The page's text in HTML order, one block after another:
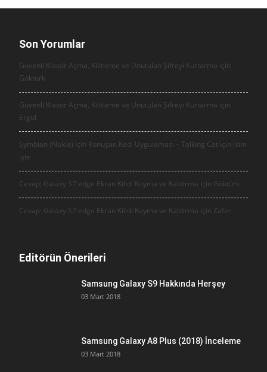
Son Yorumlar
Güvenli Klasör Açma, Kilitleme ve Unutulan Şifreyi Kurtarma için
Göktürk
Güvenli Klasör Açma, Kilitleme ve Unutulan Şifreyi Kurtarma için
Ergül
Symbian (Nokia) İçin Konuşan Kedi Uygulaması – Talking Cat için isim
işte
Cevap: Galaxy S7 edge Ekran Kilidi Koyma ve Kaldırma için Göktürk
Cevap: Galaxy S7 edge Ekran Kilidi Koyma ve Kaldırma için Zafer
Editörün Önerileri
Samsung Galaxy S9 Hakkında Herşey
03 Mart 2018
Samsung Galaxy A8 Plus (2018) İnceleme
03 Mart 2018